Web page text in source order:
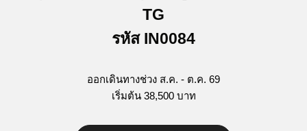
TG
รหัส IN0084
ออกเดินทางช่วง ส.ค. - ต.ค. 69
เริ่มต้น 38,500 บาท